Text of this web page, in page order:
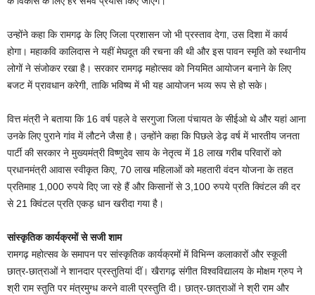
उन्होंने कहा कि रामगढ़ के लिए जिला प्रशासन जो भी प्रस्ताव देगा, उस दिशा में कार्य
होगा। महाकवि कालिदास ने यहीं मेघदूत की रचना की थी और इस पावन स्मृति को स्थानीय
लोगों ने संजोकर रखा है। सरकार रामगढ़ महोत्सव को नियमित आयोजन बनाने के लिए
बजट में प्रावधान करेगी, ताकि भविष्य में भी यह आयोजन भव्य रूप से हो सके।
वित्त मंत्री ने बताया कि 16 वर्ष पहले वे सरगुजा जिला पंचायत के सीईओ थे और यहां आना
उनके लिए पुराने गांव में लौटने जैसा है। उन्होंने कहा कि पिछले डेढ़ वर्ष में भारतीय जनता
पार्टी की सरकार ने मुख्यमंत्री विष्णुदेव साय के नेतृत्व में 18 लाख गरीब परिवारों को
प्रधानमंत्री आवास स्वीकृत किए, 70 लाख महिलाओं को महतारी वंदन योजना के तहत
प्रतिमाह 1,000 रुपये दिए जा रहे हैं और किसानों से 3,100 रुपये प्रति क्विंटल की दर
से 21 क्विंटल प्रति एकड़ धान खरीदा गया है।
सांस्कृतिक कार्यक्रमों से सजी शाम
रामगढ़ महोत्सव के समापन पर सांस्कृतिक कार्यक्रमों में विभिन्न कलाकारों और स्कूली
छात्र-छात्राओं ने शानदार प्रस्तुतियां दीं। खैरागढ़ संगीत विश्वविद्यालय के मोक्षम ग्रुप ने
श्री राम स्तुति पर मंत्रमुग्ध करने वाली प्रस्तुति दी। छात्र-छात्राओं ने श्री राम और